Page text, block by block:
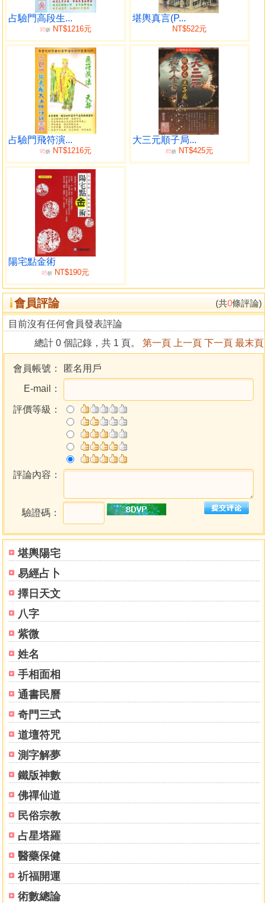
堪輿陽宅
易經占卜
擇日天文
八字
紫微
姓名
手相面相
通書民曆
奇門三式
道壇符咒
測字解夢
鐵版神數
佛禪仙道
民俗宗教
占星塔羅
醫藥保健
祈福開運
術數總論
占驗門高段生...
95折NT$1216元
堪輿真言(P...
NT$522元
占驗門飛符演...
95折NT$1216元
大三元順子局...
85折NT$425元
陽宅點金術
95折 NT$190元
會員評論 (共0條評論)
目前沒有任何會員發表評論
總計 0 個記錄，共 1 頁。 第一頁 上一頁 下一頁 最末頁
會員帳號：
匿名用戶
E-mail：
評價等級：
評論內容：
驗證碼：